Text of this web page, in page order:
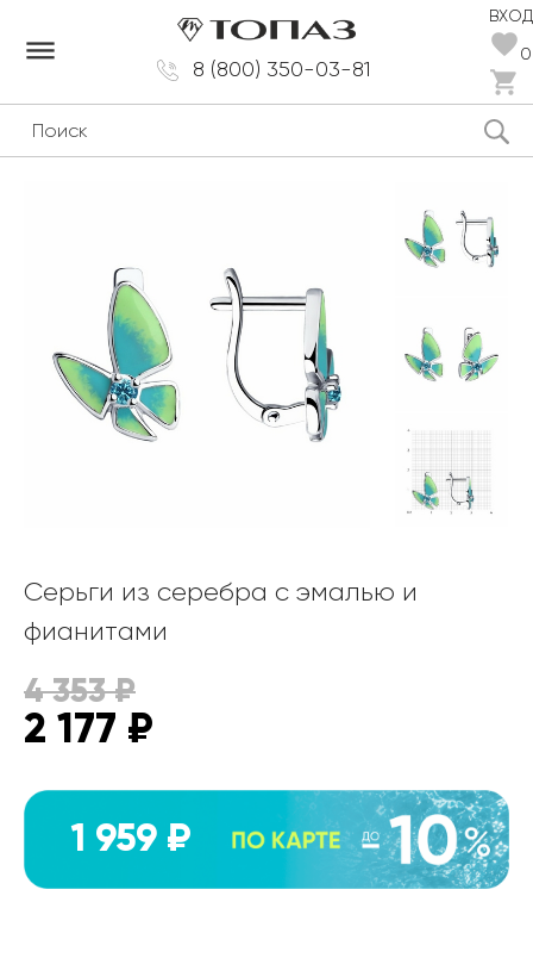
8 (800) 350-03-81
ВХОД
0
dehaze
Серьги из серебра с эмалью и
фианитами
4 353₽
2 177 ₽
1 959 ₽